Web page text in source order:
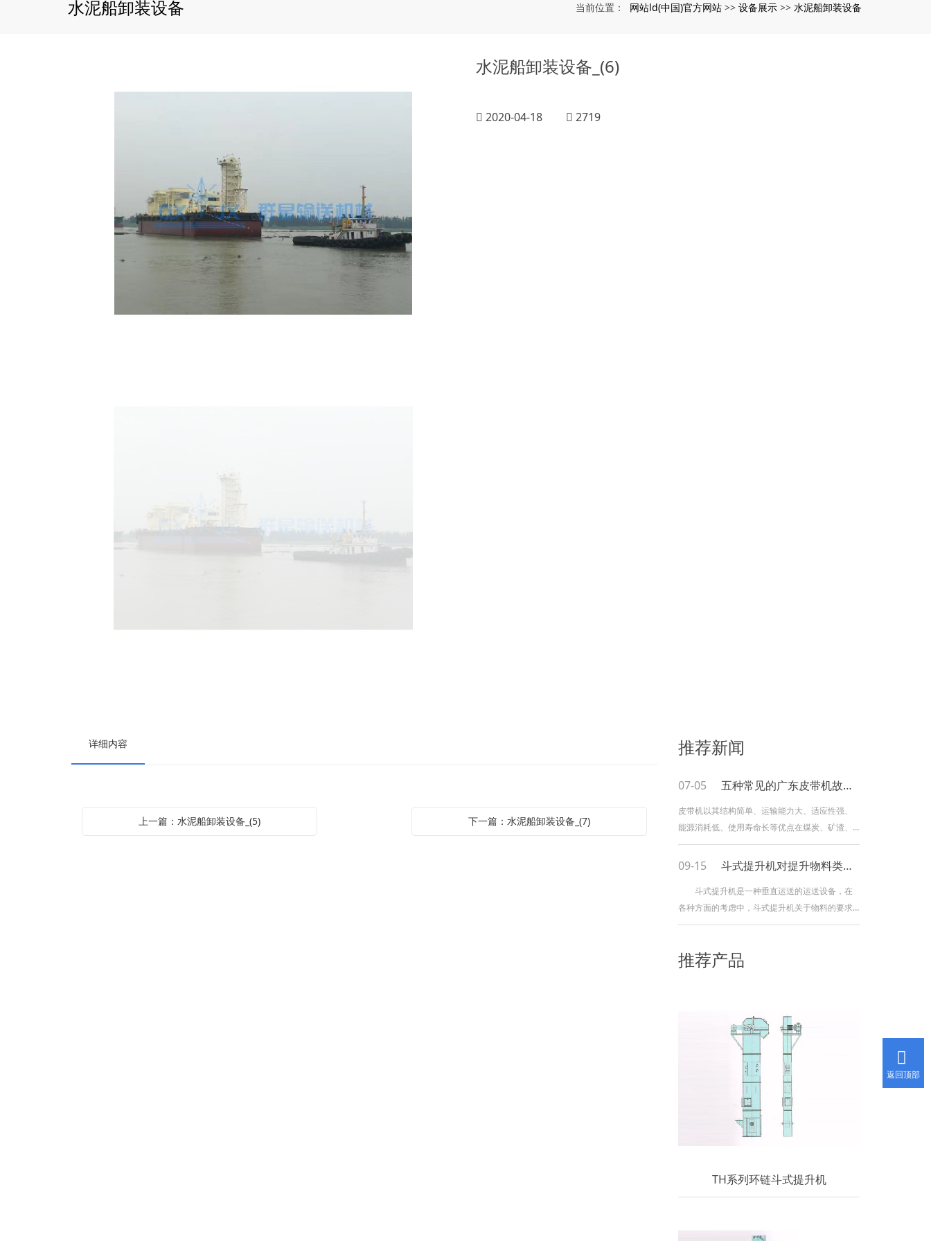
水泥船卸装设备 当前位置： 网站ld(中国)官方网站 >> 设备展示 >> 水泥船卸装设备
水泥船卸装设备_(6)
2020-04-18 2719
详细内容
上一篇：水泥船卸装设备_(5) 下一篇：水泥船卸装设备_(7)
推荐新闻
07-05 五种常见的广东皮带机故障解决办法！
皮带机以其结构简单、运输能力大、适应性强、
能源消耗低、使用寿命长等优点在煤炭、矿渣、
粉类等出产线中有着广泛的使用。由于输送物质
内摩擦力大、磨损大的特点，使得皮带机在实际
过程的顺利进行。小编总结了皮带机作业中简单
呈现的毛病及相应的解决方法，希望能给您带来
一
09-15 斗式提升机对提升物料类型有什么要求？
斗式提升机是一种垂直运送的运送设备，在
各种方面的考虑中，斗式提升机关于物料的要求
都是粉末状和小颗粒的。斗式提升机小颗粒的运
升。可是斗式提升机的运用规模广，可是也有限
的物料必要是经过破碎过的物料，比如小麦，玉
米，面粉，骨粒，麸皮，
推荐产品
TH系列环链斗式提升机
返回顶部